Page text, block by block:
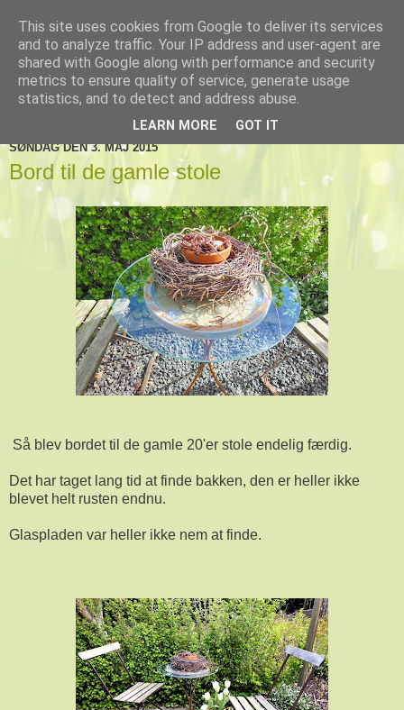
De tre Toftlund haver
SØNDAG DEN 3. MAJ 2015
Bord til de gamle stole
Så blev bordet til de gamle 20'er stole endelig færdig.
Det har taget lang tid at finde bakken, den er heller ikke
blevet helt rusten endnu.
Glaspladen var heller ikke nem at finde.
This site uses cookies from Google to deliver its services
and to analyze traffic. Your IP address and user-agent are
shared with Google along with performance and security
metrics to ensure quality of service, generate usage
statistics, and to detect and address abuse.
LEARN MORE GOT IT